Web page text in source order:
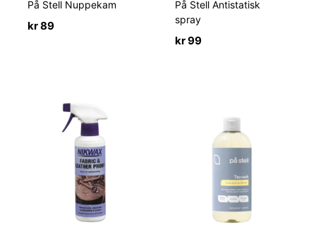
På Stell Nuppekam
kr89
På Stell Antistatisk
spray
kr99